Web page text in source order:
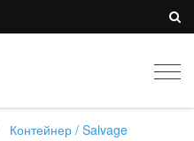
Контейнер / Salvage